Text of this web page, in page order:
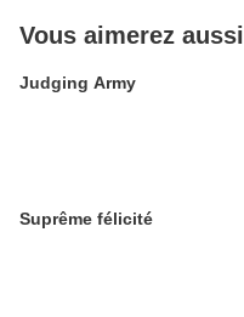
Vous aimerez aussi
Judging Army
Suprême félicité